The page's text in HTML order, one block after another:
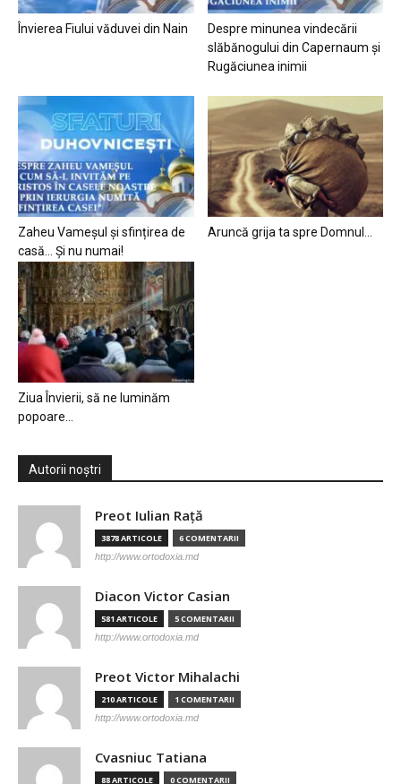
Învierea Fiului văduvei din Nain
Despre minunea vindecării
slăbănogului din Capernaum și
Rugăciunea inimii
Zaheu Vameșul și sfințirea de
casă… Și nu numai!
Aruncă grija ta spre Domnul…
Ziua Învierii, să ne luminăm
popoare…
Autorii noștri
Preot Iulian Raţă
3878 ARTICOLE 6 COMENTARII
http://www.ortodoxia.md
Diacon Victor Casian
581 ARTICOLE 5 COMENTARII
http://www.ortodoxia.md
Preot Victor Mihalachi
210 ARTICOLE 1 COMENTARII
http://www.ortodoxia.md
Cvasniuc Tatiana
88 ARTICOLE 0 COMENTARII